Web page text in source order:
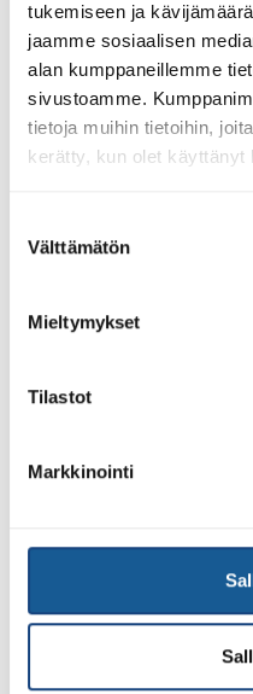
tukemiseen ja
jaamme sosiaalisen
alan kumppaneillemme
sivustoamme.
tietoja muihin tietoihin,
kerätty, kun olet käyttänyt
valinta
Välttämätön
Mieltymykset
Tilastot
Markkinointi
23.7.2026
Lindesberg,